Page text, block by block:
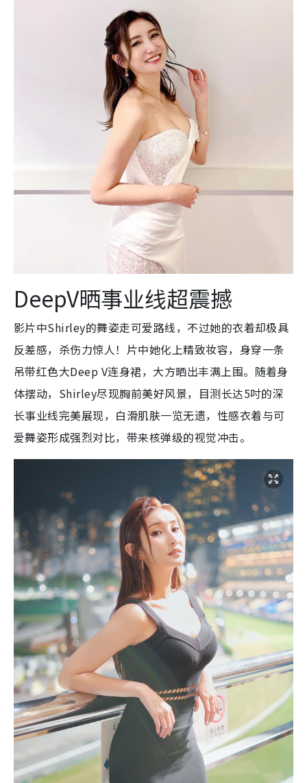
DeepV晒事业线超震撼
影片中Shirley的舞姿走可爱路线，不过她的衣着却极具
反差感，杀伤力惊人！片中她化上精致妆容，身穿一条
吊带红色大Deep V连身裙，大方晒出丰满上围。随着身
体摆动，Shirley尽现胸前美好风景，目测长达5吋的深
长事业线完美展现，白滑肌肤一览无遗，性感衣着与可
爱舞姿形成强烈对比，带来核弹级的视觉冲击。